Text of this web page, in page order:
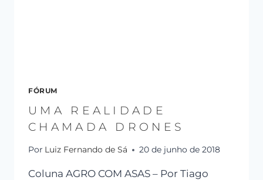
FÓRUM
UMA REALIDADE
CHAMADA DRONES
Por Luiz Fernando de Sá 20 de junho de 2018
Coluna AGRO COM ASAS – Por Tiago